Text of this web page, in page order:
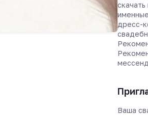
дресс-
Ваша